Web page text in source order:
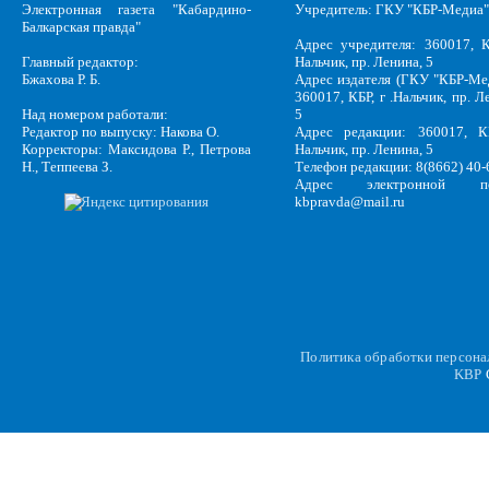
Электронная газета "Кабардино-
Балкарская правда"
Главный редактор:
Бжахова Р. Б.
Над номером работали:
Редактор по выпуску: Накова О.
Корректоры: Максидова Р., Петрова
Н., Теппеева З.
Учредитель: ГКУ "КБР-Медиа"
Адрес учредителя: 360017,
Нальчик, пр. Ленина, 5
Адрес издателя (ГКУ "КБР-
360017, КБР, г .Нальчик, пр.
5
Адрес редакции: 360017,
Нальчик, пр. Ленина, 5
Телефон редакции: 8(8662)
Адрес электронной
kbpravda@mail.ru
Политика обработки
KBP